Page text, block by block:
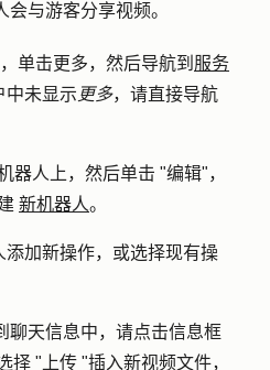
与游客分享视频。
单击更多，然后导航到 服务
中未显示 更多，请直接导航
器人 上，然后单击 "编辑"，
新机器人。
添加新操作，或选择现有操
聊天信息中，请点击信息框
择 " 上传 "插入新视频文件，